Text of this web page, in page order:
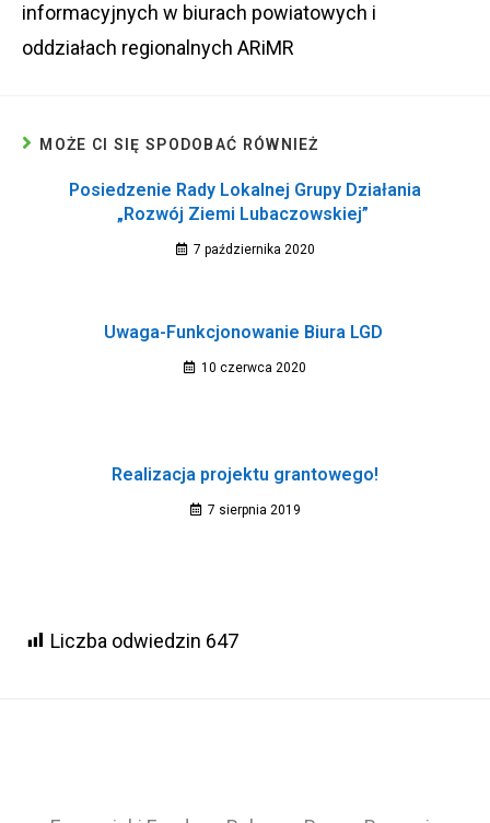
informacyjnych w biurach powiatowych i
oddziałach regionalnych ARiMR
MOŻE CI SIĘ SPODOBAĆ RÓWNIEŻ
Posiedzenie Rady Lokalnej Grupy Działania
„Rozwój Ziemi Lubaczowskiej”
7 października 2020
Uwaga-Funkcjonowanie Biura LGD
10 czerwca 2020
Realizacja projektu grantowego!
7 sierpnia 2019
Liczba odwiedzin 647